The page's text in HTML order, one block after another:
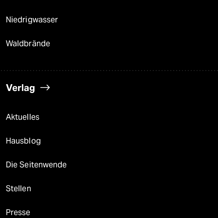
Niedrigwasser
Waldbrände
Verlag
Aktuelles
Hausblog
Die Seitenwende
Stellen
Presse